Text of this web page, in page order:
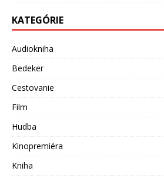
KATEGÓRIE
Audiokniha
Bedeker
Cestovanie
Film
Hudba
Kinopremiéra
Kniha